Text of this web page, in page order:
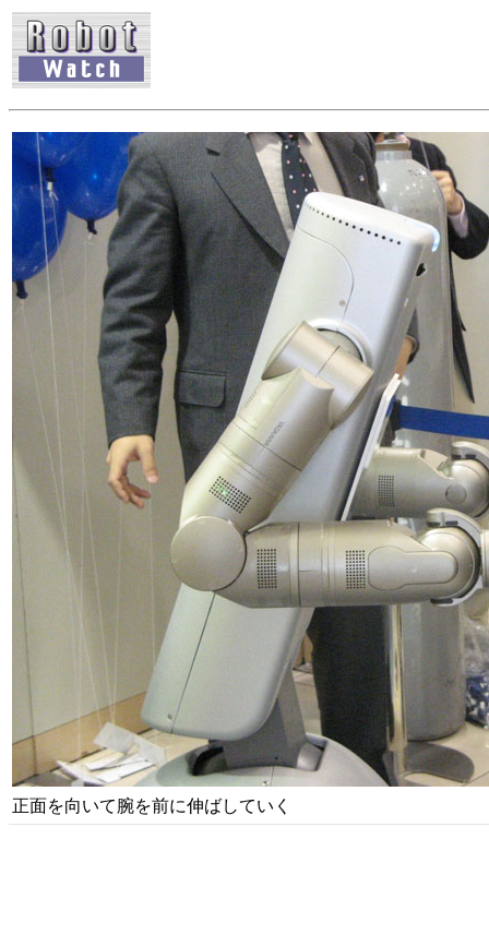
正面を向いて腕を前に伸ばしていく